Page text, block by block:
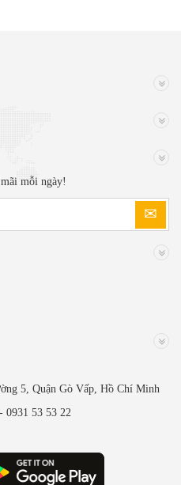
mỗi ngày!
5, Quận Gò Vấp, Hồ Chí Minh
0931 53 53 22